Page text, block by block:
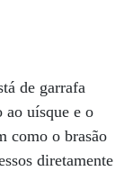
de garrafa
uísque e o
como o brasão
diretamente